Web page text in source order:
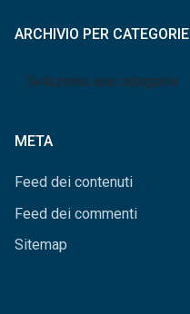
ARCHIVIO PER CATEGORIE
Archivio
META
Feed dei contenuti
Feed dei commenti
Sitemap